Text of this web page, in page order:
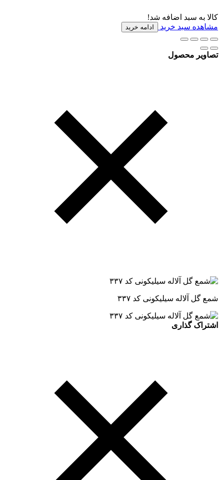
کالا به سبد اضافه شد!
مشاهده سبد خرید
ادامه خرید
تصاویر محصول
شمع گل آلاله سیلیکونی کد ۳۳۷
اشتراک گذاری